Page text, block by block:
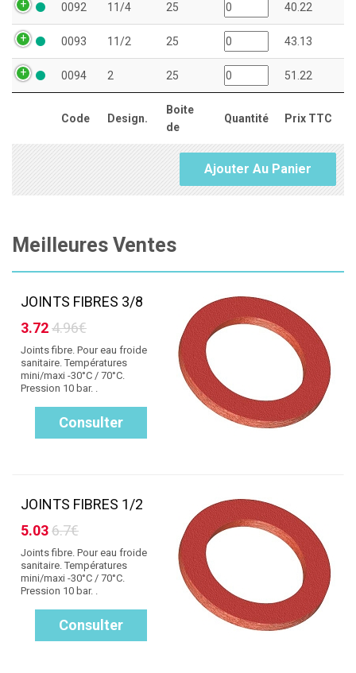
Code Design.
Boite
de
Quantité Prix TTC
0092 11/4 25 40.22
0093 11/2 25 43.13
0094 2 25 51.22
Ajouter Au Panier
Meilleures Ventes
JOINTS FIBRES 3/8
3.724.96€
Joints fibre. Pour eau froide
sanitaire. Températures
mini/maxi -30°C / 70°C.
Pression 10 bar. .
Consulter
JOINTS FIBRES 1/2
5.036.7€
Joints fibre. Pour eau froide
sanitaire. Températures
mini/maxi -30°C / 70°C.
Pression 10 bar. .
Consulter